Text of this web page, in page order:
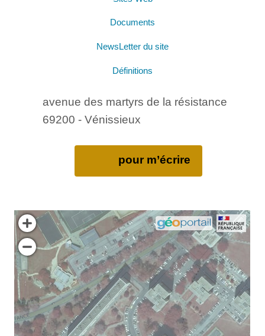
Documents
NewsLetter du site
Définitions
avenue des martyrs de la résistance
69200 - Vénissieux
pour m’écrire